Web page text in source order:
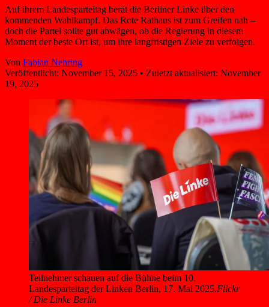
Auf ihrem Landesparteitag berät die Berliner Linke über den
kommenden Wahlkampf. Das Rote Rathaus ist zum Greifen nah –
doch die Partei sollte gut abwägen, ob die Regierung in diesem
Moment der beste Ort ist, um ihre langfristigen Ziele zu verfolgen.
Von Fabian Nehring
Veröffentlicht: November 15, 2025 • Zuletzt aktualisiert: November
19, 2025
Teilnehmer schauen auf die Bühne beim 10.
Landesparteitag der Linken Berlin, 17. Mai 2025.Flickr
/ Die Linke Berlin